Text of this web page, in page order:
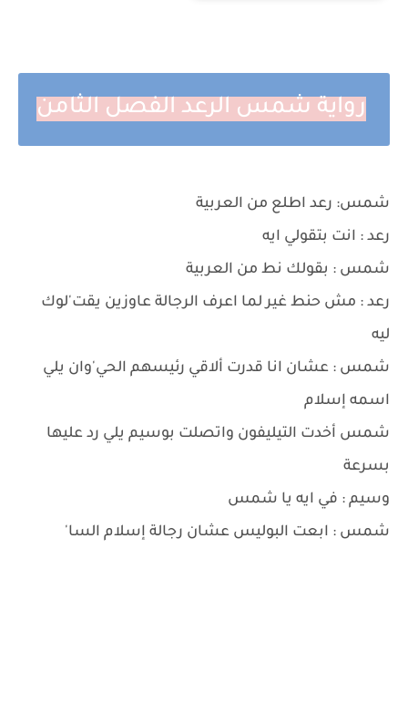
رواية شمس الرعد الفصل الثامن
شمس: رعد اطلع من العربية
رعد : انت بتقولي ايه
شمس : بقولك نط من العربية
رعد : مش حنط غير لما اعرف الرجالة عاوزين يقت'لوك
ليه
شمس : عشان انا قدرت ألاقي رئيسهم الحي'وان يلي
اسمه إسلام
شمس أخدت التيليفون واتصلت بوسيم يلي رد عليها
بسرعة
وسيم : في ايه يا شمس
شمس : ابعت البوليس عشان رجالة إسلام السا'